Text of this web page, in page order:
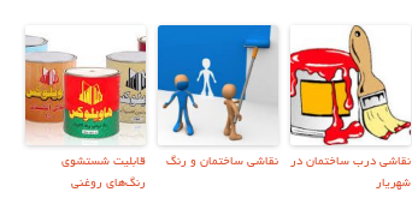
نقاشي درب ساختمان در
شهریار
نقاشي ساختمان و رنگ
قابليت شستشوی
رنگ‌هاي روغنی